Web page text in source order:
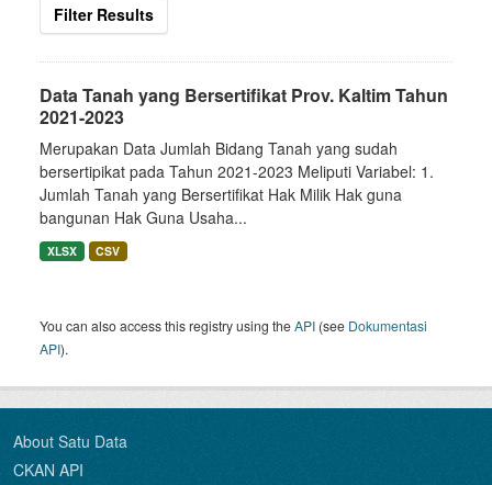
Filter Results
Data Tanah yang Bersertifikat Prov. Kaltim Tahun
2021-2023
Merupakan Data Jumlah Bidang Tanah yang sudah
bersertipikat pada Tahun 2021-2023 Meliputi Variabel: 1.
Jumlah Tanah yang Bersertifikat Hak Milik Hak guna
bangunan Hak Guna Usaha...
XLSX CSV
You can also access this registry using theAPI (see Dokumentasi
API).
About Satu Data
CKAN API